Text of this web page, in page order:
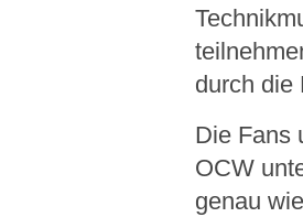
durch die
Die Fans
OCW
genau